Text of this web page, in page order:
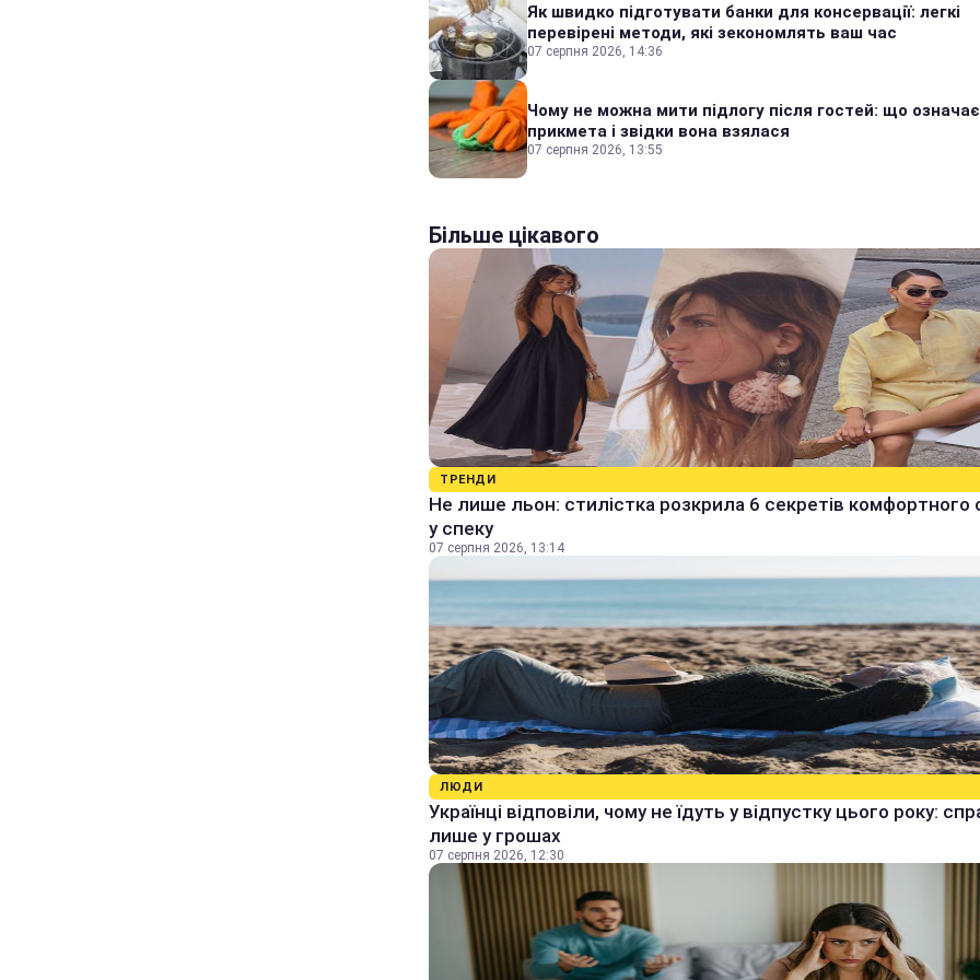
Як швидко підготувати банки для консервації: легкі
перевірені методи, які зекономлять ваш час
07 серпня 2026, 14:36
Чому не можна мити підлогу після гостей: що
прикмета і звідки вона взялася
07 серпня 2026, 13:55
Більше цікавого
ТРЕНДИ
Не лише льон: стилістка розкрила 6 секретів комфортного
у спеку
07 серпня 2026, 13:14
ЛЮДИ
Українці відповіли, чому не їдуть у відпустку цього року:
лише у грошах
07 серпня 2026, 12:30